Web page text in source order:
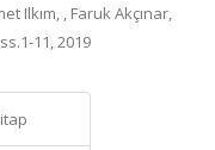
Ilkım, , Faruk Akçınar,
11, 2019